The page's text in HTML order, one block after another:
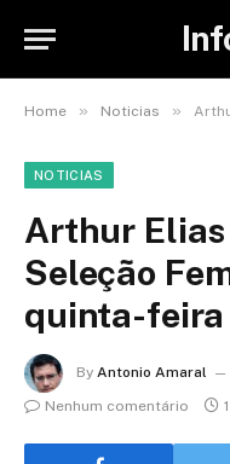
Home » Noticias » Arthur
NOTICIAS
Arthur
Seleção
quinta-feira
By Antonio Amaral
Nenhum comentário